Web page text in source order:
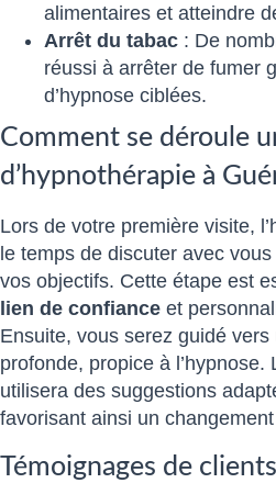
alimentaires et atteindre
Arrêt du tabac : De
réussi à arrêter de fumer
d’hypnose ciblées.
Comment se déroule
d’hypnothérapie à
Lors de votre première visite,
le temps de discuter avec
vos objectifs. Cette étape est
lien de confiance et
Ensuite, vous serez guidé
profonde, propice à l’hypnose.
utilisera des suggestions
favorisant ainsi un
Témoignages de